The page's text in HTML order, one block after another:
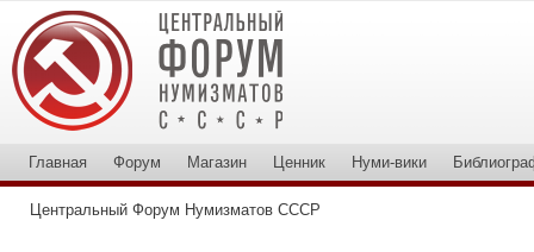
Главная Форум Магазин Ценник Нуми-вики
Центральный Форум Нумизматов СССР